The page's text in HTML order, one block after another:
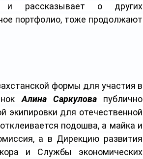
и рассказывает о других
портфолио, тоже продолжают
формы для участия в
Алина Саркулова публично
экипировки для отечественной
подошва, а майка и
а в Дирекцию развития
и Службы экономических